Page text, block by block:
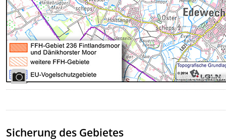
Bildrechte:
Sicherung des Gebietes